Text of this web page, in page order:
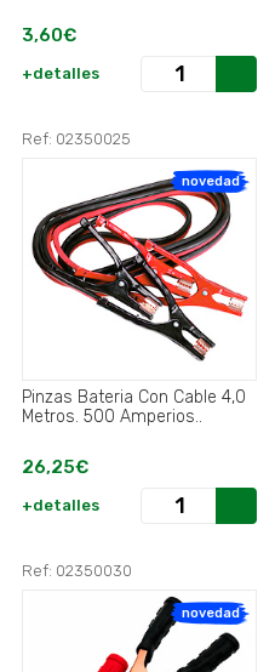
3,60€
+detalles
Ref: 02350025
novedad
Pinzas Bateria Con Cable 4,0
Metros. 500 Amperios..
26,25€
+detalles
Ref: 02350030
novedad